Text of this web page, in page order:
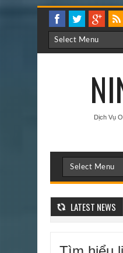
Dịch Vụ
LATEST NEWS
LÀ GÌ? HƯỚNG DẪN TRIỂN